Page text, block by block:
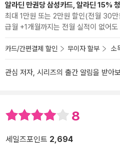
알라딘 만권당 삼성카드, 알라딘 15%
최대 1만원 또는 2만원 할인(전월 30
급월 +1개월까지는 전월 실적이 없어
카드/간편결제 할인 무이자 할부 소
관심 저자, 시리즈의 출간 알림을 받아
8
세일즈포인트 2,694